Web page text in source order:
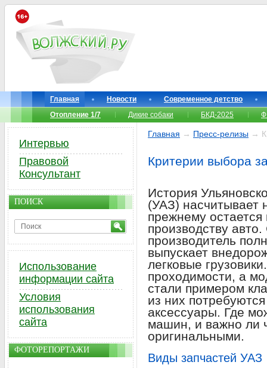
Главная Новости
Современное детство
Отопление 1/7
Дикие собаки БКД-2025
Главная → Пресс-релизы →
Критерии выбора
История
(УАЗ) насчитывает
прежнему
производству
производитель
выпускает
легковые
проходимости, а
стали примером
из них
аксессуары. Где
машин, и важно ли
оригинальными.
Виды запчастей УАЗ
Интервью
Правовой
Консультант
ПОИСК
Использование
информации сайта
Условия
использования
сайта
ФОТОРЕПОРТАЖИ